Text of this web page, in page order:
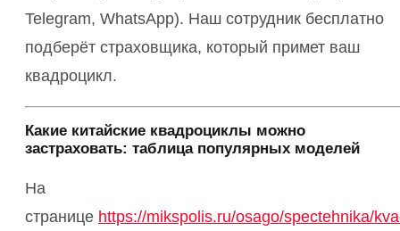
Telegram, WhatsApp). Наш сотрудник бесплатно
подберёт страховщика, который примет ваш
квадроцикл.
Какие китайские квадроциклы можно
застраховать: таблица популярных моделей
На
странице https://mikspolis.ru/osago/spectehnika/